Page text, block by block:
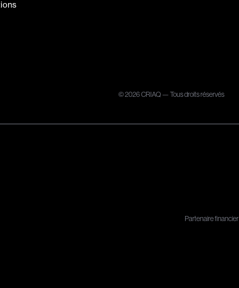
© 2026 CRIAQ — Tous droits réservés
Partenaire financier